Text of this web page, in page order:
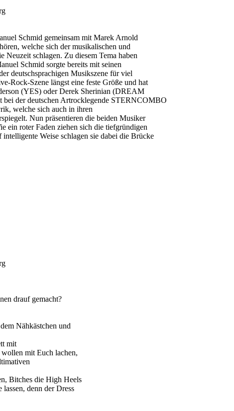
Schmid gemeinsam mit Marek Arnold
welche sich der musikalischen und
schlagen. Zu diesem Tema haben
Schmid sorgte bereits mit seinen
deutschsprachigen Musikszene für viel
Rock-Szene längst eine feste Größe und hat
(YES) oder Derek Sherinian (DREAM
der deutschen Artrocklegende STERNCOMBO
welche sich auch in ihren
Nun präsentieren die beiden Musiker
ein roter Faden ziehen sich die tiefgründigen
Weise schlagen sie dabei die Brücke
drauf gemacht?
Nähkästchen und
mit
mit Euch lachen,
Bitches die High Heels
denn der Dress